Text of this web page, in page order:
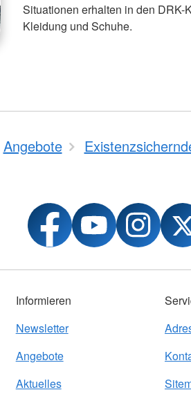
Situationen erhalten in den DRK-
Kleidung und Schuhe.
Angebote
Informieren
Newsletter
Angebote
Aktuelles